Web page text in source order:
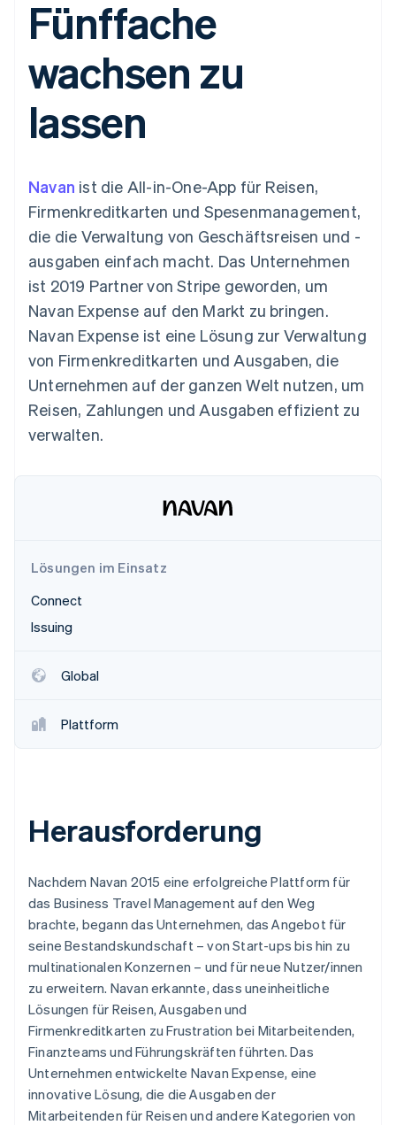
Zugriff auf mehr als
125
Zahlungen vor Ort
Authorization
Optimierung der
Autorisierungsraten
Bezahlvorgang
Connections
Verbundene
Datensynchronisierung
Product roadmap
Ausblick
Radar
Betrugsprävention
Atlas
Start-up-Gründung
Climate
Geldmanagement
Plattformen
SaaS
Nach Branche
Gaming
Bewirtung, Reisen und
Freizeit
Versicherungen
Medien und
Unterhaltung
Gemeinnützige
Organisationen
Fachdienstleistungen
Öffentlicher Sektor
Einzelhandel
Ecosystem
Marktplatz auf
Grundlagen der
Abonnementverwaltung
So setzen Sie
nutzungsbasierte
Stablecoin-gestützte
Karten ausgeben: So
Verwaltung von
Diensten mit Agenten
App-Integrationen
Code-Beispiele
Entwickler-Blog
API-Status
Produkt-Roadmap
Stripe Sessions
Newsroom
Stripe Press
Sales-Team
kontaktieren
Partner werden
Fünffache
wachsen zu
lassen
Navan ist die All-in-One-App für Reisen,
Firmenkreditkarten und Spesenmanagement,
die die Verwaltung von Geschäftsreisen und -
ausgaben einfach macht. Das Unternehmen
ist 2019 Partner von Stripe geworden, um
Navan Expense auf den Markt zu bringen.
Navan Expense ist eine Lösung zur Verwaltung
von Firmenkreditkarten und Ausgaben, die
Unternehmen auf der ganzen Welt nutzen, um
Reisen, Zahlungen und Ausgaben effizient zu
verwalten.
Lösungen im Einsatz
Connect
Issuing
Global
Plattform
Herausforderung
Nachdem Navan 2015 eine erfolgreiche Plattform für
das Business Travel Management auf den Weg
brachte, begann das Unternehmen, das Angebot für
seine Bestandskundschaft – von Start-ups bis hin zu
multinationalen Konzernen – und für neue Nutzer/innen
zu erweitern. Navan erkannte, dass uneinheitliche
Lösungen für Reisen, Ausgaben und
Firmenkreditkarten zu Frustration bei Mitarbeitenden,
Finanzteams und Führungskräften führten. Das
Unternehmen entwickelte Navan Expense, eine
innovative Lösung, die die Ausgaben der
Mitarbeitenden für Reisen und andere Kategorien von